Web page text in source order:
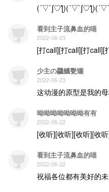
看到主子流鼻血的喵
2022-06-23
[打call][打call][打call][
少主の龘鱲甏矲
2022-06-23
这动漫的原型是我的
呦呦呦呦呦呦呦有有
2022-06-22
[收听][收听][收听][收
看到主子流鼻血的喵
2022-06-22
祝福各位都有美好的